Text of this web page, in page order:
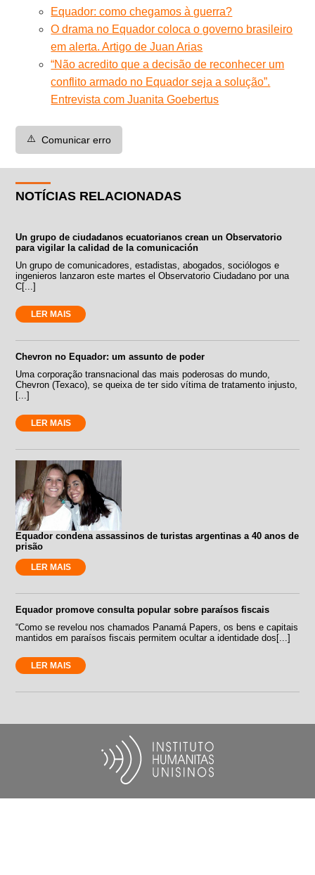
Equador: como chegamos à guerra?
O drama no Equador coloca o governo brasileiro
em alerta. Artigo de Juan Arias
“Não acredito que a decisão de reconhecer um
conflito armado no Equador seja a solução”.
Entrevista com Juanita Goebertus
⚠️ Comunicar erro
NOTÍCIAS RELACIONADAS
Un grupo de ciudadanos ecuatorianos crean un Observatorio
para vigilar la calidad de la comunicación
Un grupo de comunicadores, estadistas, abogados, sociólogos e
ingenieros lanzaron este martes el Observatorio Ciudadano por una
C[...]
LER MAIS
Chevron no Equador: um assunto de poder
Uma corporação transnacional das mais poderosas do mundo,
Chevron (Texaco), se queixa de ter sido vítima de tratamento injusto,
[...]
LER MAIS
Equador condena assassinos de turistas argentinas a 40 anos de
prisão
LER MAIS
Equador promove consulta popular sobre paraísos fiscais
“Como se revelou nos chamados Panamá Papers, os bens e capitais
mantidos em paraísos fiscais permitem ocultar a identidade dos[...]
LER MAIS